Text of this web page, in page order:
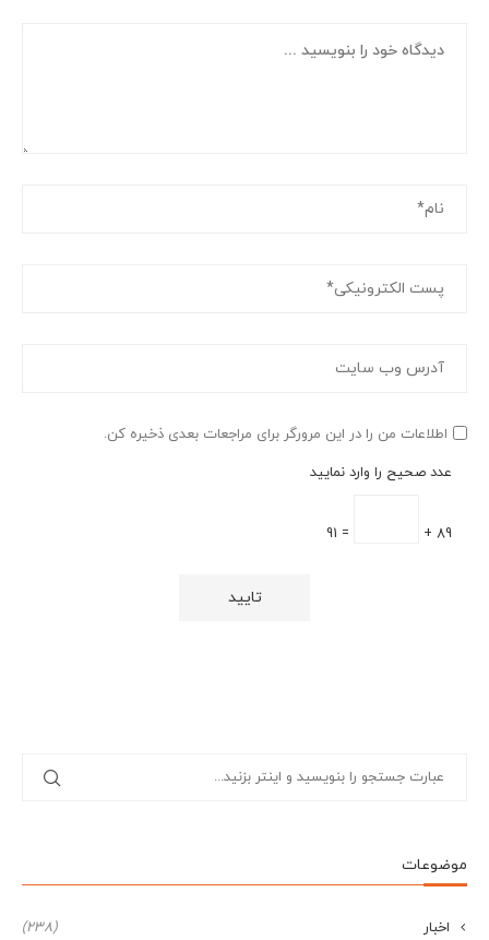
اطلاعات من را در این مرورگر برای مراجعات بعدی ذخیره کن.
عدد صحیح را وارد نمایید
89 +
= 91
موضوعات
اخبار (238)